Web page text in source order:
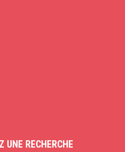
UNE RECHERCHE